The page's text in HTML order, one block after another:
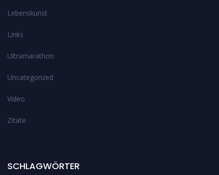
Lebenskunst
Links
Ultramarathon
Uncategorized
Video
Zitate
SCHLAGWÖRTER